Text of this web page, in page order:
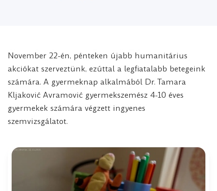
November 22-én, pénteken újabb humanitárius
akciókat szerveztünk, ezúttal a legfiatalabb betegeink
számára. A gyermeknap alkalmából Dr. Tamara
Kljaković Avramović gyermekszemész 4-10 éves
gyermekek számára végzett ingyenes
szemvizsgálatot.